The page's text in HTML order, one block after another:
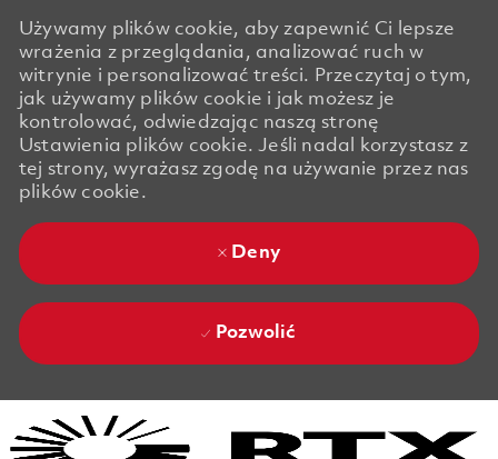
Używamy plików cookie, aby zapewnić Ci lepsze
wrażenia z przeglądania, analizować ruch w
witrynie i personalizować treści. Przeczytaj o tym,
jak używamy plików cookie i jak możesz je
kontrolować, odwiedzając naszą stronę
Ustawienia plików cookie. Jeśli nadal korzystasz z
tej strony, wyrażasz zgodę na używanie przez nas
plików cookie.
Deny
Pozwolić